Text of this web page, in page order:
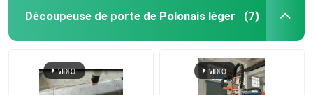
Découpeuse de porte de Polonais léger (7)